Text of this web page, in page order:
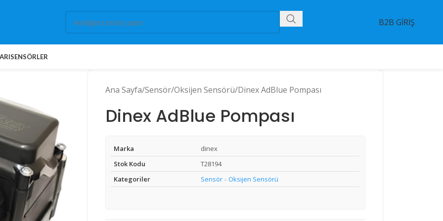
B2B GİRİŞ
SENSÖRLER
Ana Sayfa Sensör Oksijen Sensörü Dinex AdBlue Pompası
Dinex AdBlue Pompası
Marka
dinex
Stok Kodu
T28194
Kategoriler
Sensör » Oksijen Sensörü